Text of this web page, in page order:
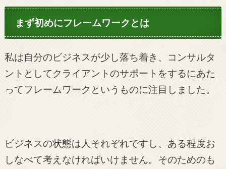
まず初めにフレームワークとは
私は自分のビジネスが少し落ち着き、コンサルタ
ントとしてクライアントのサポートをするにあた
ってフレームワークというものに注目しました。
ビジネスの状態は人それぞれですし、ある程度お
しなべて考えなければいけません。そのためのも